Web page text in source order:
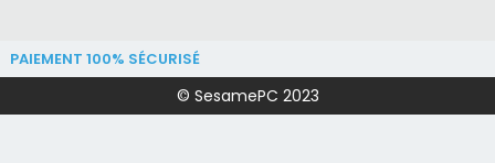
PAIEMENT 100% SÉCURISÉ
© SesamePC 2023